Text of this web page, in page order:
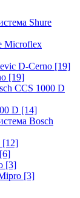
Shure
Microflex
D-Cerno [19]
[19]
CCS 1000 D
D [14]
Bosch
[12]
[6]
[3]
[3]